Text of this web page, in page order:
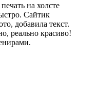
на холсте
Сайтик
добавила текст.
реально красиво!